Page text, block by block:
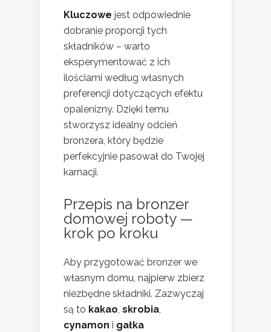
Kluczowe jest odpowiednie
dobranie proporcji tych
składników – warto
eksperymentować z ich
ilościami według własnych
preferencji dotyczących efektu
opalenizny. Dzięki temu
stworzysz idealny odcień
bronzera, który będzie
perfekcyjnie pasował do Twojej
karnacji.
Przepis na bronzer
domowej roboty —
krok po kroku
Aby przygotować bronzer we
własnym domu, najpierw zbierz
niezbędne składniki. Zazwyczaj
są to kakao, skrobia,
cynamon i gałka